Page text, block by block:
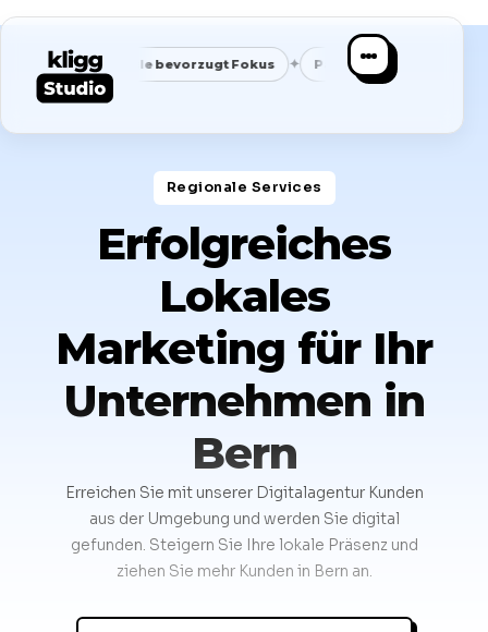
Google bevorzugt Fokus ✦ Passende Anfragen statt Masse
Regionale Services​
Erfolgreiches
Lokales
Marketing für Ihr
Unternehmen in
Bern
Erreichen Sie mit unserer Digitalagentur Kunden
aus der Umgebung und werden Sie digital
gefunden. Steigern Sie Ihre lokale Präsenz und
ziehen Sie mehr Kunden in Bern an.